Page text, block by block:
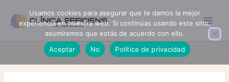
contenido
Usamos cookies para asegurar que te damos la mejor
experiencia en nuestra web. Si continúas usando este sitio,
asumiremos que estás de acuerdo con ello.
Aceptar
No Política de privacidad